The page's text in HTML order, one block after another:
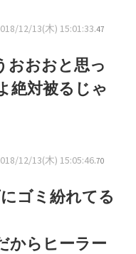
12/13(木) 15:01:33.47
おおおと思っ
絶対被るじゃ
12/13(木) 15:05:46.70
ゴミ紛れてる
からヒーラー